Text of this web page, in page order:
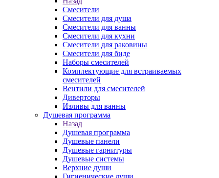
Смесители
Смесители для душа
Смесители для ванны
Смесители для кухни
Смесители для раковины
Смесители для биде
Наборы смесителей
Комплектующие для встраиваемых
смесителей
Вентили для смесителей
Диверторы
Изливы для ванны
Душевая программа
Назад
Душевая программа
Душевые панели
Душевые гарнитуры
Душевые системы
Верхние души
Гигиенические души